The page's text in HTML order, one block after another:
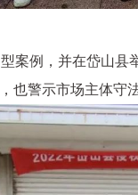
案例，并在岱山县
也警示市场主体